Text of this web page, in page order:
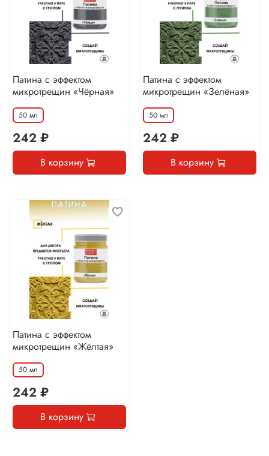
Патина с эффектом
микротрещин «Чёрная»
50 мл
242 ₽
В корзину
Патина с эффектом
микротрещин «Зелёная»
50 мл
242 ₽
В корзину
Патина с эффектом
микротрещин «Жёлтая»
50 мл
242 ₽
В корзину